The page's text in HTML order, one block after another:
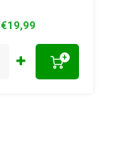
€19,99
+